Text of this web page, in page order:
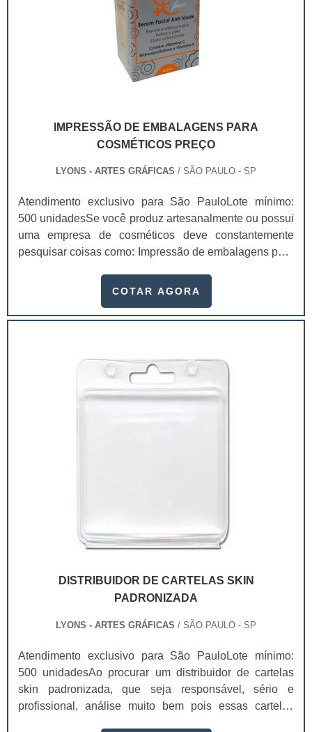
IMPRESSÃO DE EMBALAGENS PARA
COSMÉTICOS PREÇO
LYONS - ARTES GRÁFICAS / SÃO PAULO - SP
Atendimento exclusivo para São PauloLote mínimo:
500 unidadesSe você produz artesanalmente ou possui
uma empresa de cosméticos deve constantemente
pesquisar coisas como: Impressão de embalagens para
um investimento necessário para quem está no
extremamente competitivo, assim, as embalagens
COTAR AGORA
DISTRIBUIDOR DE CARTELAS SKIN
PADRONIZADA
LYONS - ARTES GRÁFICAS / SÃO PAULO - SP
Atendimento exclusivo para São PauloLote mínimo:
500 unidadesAo procurar um distribuidor de cartelas
skin padronizada, que seja responsável, sério e
profissional, análise muito bem pois essas cartelas